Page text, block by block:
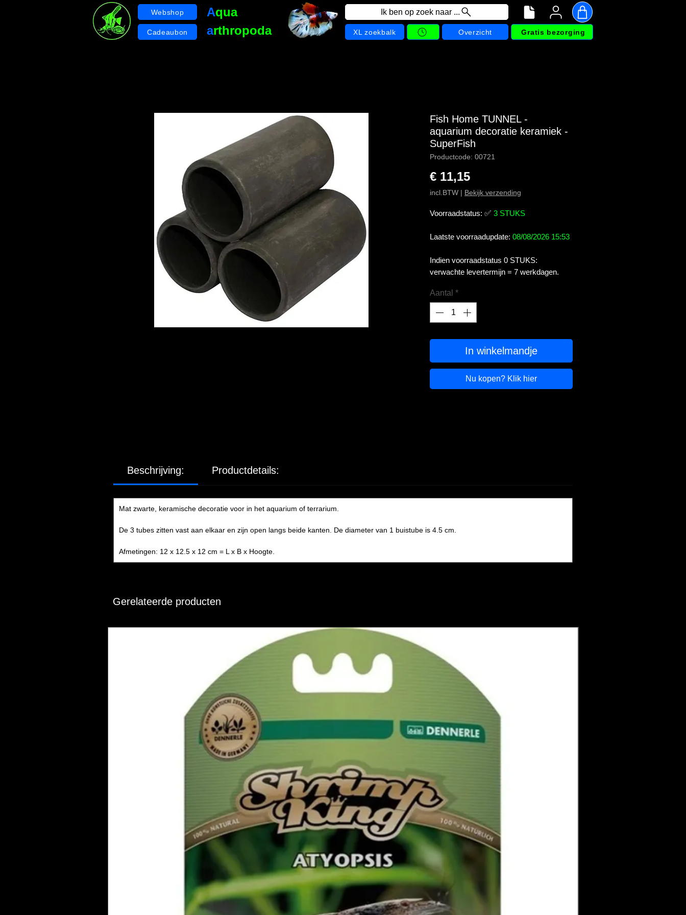
Webshop
Cadeaubon
Aqua
arthropoda
Ik ben op zoek naar ...
XL zoekbalk Overzicht Gratis bezorging
Fish Home TUNNEL -
aquarium decoratie keramiek -
SuperFish
Productcode: 00721
€ 11,15Prijs
incl.BTW | Bekijk verzending
Voorraadstatus: ✅ 3 STUKS
Laatste voorraadupdate: 08/08/2026 15:53
Indien voorraadstatus 0 STUKS:
verwachte levertermijn = 7 werkdagen.
Aantal *
In winkelmandje
Nu kopen? Klik hier
Beschrijving: Productdetails:
Mat zwarte, keramische decoratie voor in het aquarium of terrarium.
De 3 tubes zitten vast aan elkaar en zijn open langs beide kanten. De diameter van 1 buistube is 4.5 cm.
Afmetingen: 12 x 12.5 x 12 cm = L x B x Hoogte.
Gerelateerde producten